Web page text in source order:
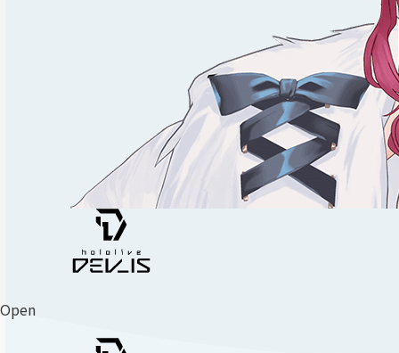
Open